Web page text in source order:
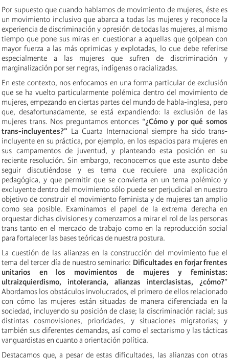
Por supuesto que cuando hablamos de movimiento de mujeres, éste es
un movimiento inclusivo que abarca a todas las mujeres y reconoce la
experiencia de discriminación y opresión de todas las mujeres, al mismo
tiempo que pone sus miras en cuestionar a aquellas que golpean con
mayor fuerza a las más oprimidas y explotadas, lo que debe referirse
especialmente a las mujeres que sufren de discriminación y
marginalización por ser negras, indígenas o racializadas.
En este contexto, nos enfocamos en una forma particular de exclusión
que se ha vuelto particularmente polémica dentro del movimiento de
mujeres, empezando en ciertas partes del mundo de habla-inglesa, pero
que, desafortunadamente, se está expandiendo: la exclusión de las
mujeres trans. Nos preguntamos entonces “¿Cómo y por qué somos
trans-incluyentes?” La Cuarta Internacional siempre ha sido trans-
incluyente en su práctica, por ejemplo, en los espacios para mujeres en
sus campamentos de juventud, y planteando esta posición en su
reciente resolución. Sin embargo, reconocemos que este asunto debe
seguir discutiéndose y es tema que requiere una explicación
pedagógica, y que permitir que se convierta en un tema polémico y
excluyente dentro del movimiento sólo puede ser perjudicial en nuestro
objetivo de construir el movimiento feminista y de mujeres tan amplio
como sea posible. Examinamos el papel de la extrema derecha en
orquestar dichas divisiones y comenzamos a mirar el rol de las personas
trans tanto en el mercado de trabajo como en la reproducción social
para fortalecer las bases teóricas de nuestra postura.
La cuestión de las alianzas en la construcción del movimiento fue el
tema del tercer día de nuestro seminario: Dificultades en forjar frentes
unitarios en los movimientos de mujeres y feministas:
ultraizquierdismo, intolerancia, alianzas interclasistas, ¿cómo?”
Abordamos los obstáculos involucrados, el primero de ellos relacionado
con cómo las mujeres están situadas de manera diferenciada en la
sociedad, incluyendo su posición de clase; la discriminación racial; sus
distintas cosmovisiones, prioridades, y situaciones migratorias; y
también sus diferentes demandas, así como el sectarismo y las tácticas
vanguardistas en cuanto a orientación política.
Destacamos que, a pesar de estas dificultades, las alianzas con otras